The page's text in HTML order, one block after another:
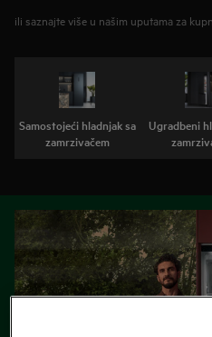
ili saznajte više u našim uputama za
Samostojeći hladnjak sa
zamrzivačem
Ugradbeni